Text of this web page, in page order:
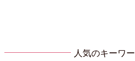
人気のキーワ